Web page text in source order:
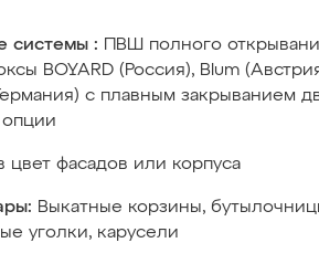
системы :
ПВШ полного
BOYARD (Россия), Blum
с плавным закрыванием
опции
цвет фасадов или корпуса
Выкатные корзины,
уголки, карусели